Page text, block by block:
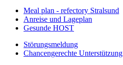
Meal plan - refectory Stralsund
Anreise und Lageplan
Gesunde HOST
Störungsmeldung
Chancengerechte Unterstützung